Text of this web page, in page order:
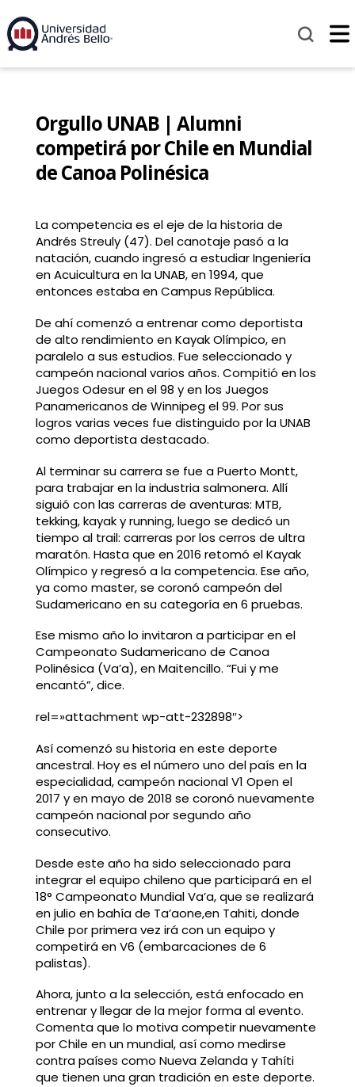
Orgullo UNAB | Alumni
competirá por Chile en Mundial
de Canoa Polinésica
La competencia es el eje de la historia de
Andrés Streuly (47). Del canotaje pasó a la
natación, cuando ingresó a estudiar Ingeniería
en Acuicultura en la UNAB, en 1994, que
entonces estaba en Campus República.
De ahí comenzó a entrenar como deportista
de alto rendimiento en Kayak Olímpico, en
paralelo a sus estudios. Fue seleccionado y
campeón nacional varios años. Compitió en los
Juegos Odesur en el 98 y en los Juegos
Panamericanos de Winnipeg el 99. Por sus
logros varias veces fue distinguido por la UNAB
como deportista destacado.
Al terminar su carrera se fue a Puerto Montt,
para trabajar en la industria salmonera. Allí
siguió con las carreras de aventuras: MTB,
tekking, kayak y running, luego se dedicó un
tiempo al trail: carreras por los cerros de ultra
maratón. Hasta que en 2016 retomó el Kayak
Olímpico y regresó a la competencia. Ese año,
ya como master, se coronó campeón del
Sudamericano en su categoría en 6 pruebas.
Ese mismo año lo invitaron a participar en el
Campeonato Sudamericano de Canoa
Polinésica (Va’a), en Maitencillo. “Fui y me
encantó”, dice.
rel=»attachment wp-att-232898″>
Así comenzó su historia en este deporte
ancestral. Hoy es el número uno del país en la
especialidad, campeón nacional V1 Open el
2017 y en mayo de 2018 se coronó nuevamente
campeón nacional por segundo año
consecutivo.
Desde este año ha sido seleccionado para
integrar el equipo chileno que participará en el
18° Campeonato Mundial Va’a, que se realizará
en julio en bahía de Ta’aone,en Tahiti, donde
Chile por primera vez irá con un equipo y
competirá en V6 (embarcaciones de 6
palistas).
Ahora, junto a la selección, está enfocado en
entrenar y llegar de la mejor forma al evento.
Comenta que lo motiva competir nuevamente
por Chile en un mundial, así como medirse
contra países como Nueva Zelanda y Tahíti
que tienen una gran tradición en este deporte.